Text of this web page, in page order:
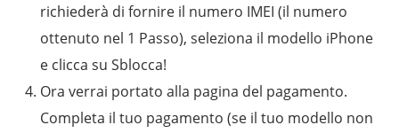
richiederà di fornire il numero IMEI (il numero
ottenuto nel 1 Passo), seleziona il modello iPhone
e clicca su Sblocca!
Ora verrai portato alla pagina del pagamento.
Completa il tuo pagamento (se il tuo modello non